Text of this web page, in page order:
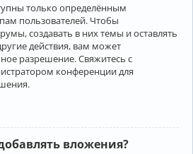
только определённым
пользователей. Чтобы
создавать в них темы и оставлять
действия, вам может
разрешение. Свяжитесь с
конференции для
вложения?